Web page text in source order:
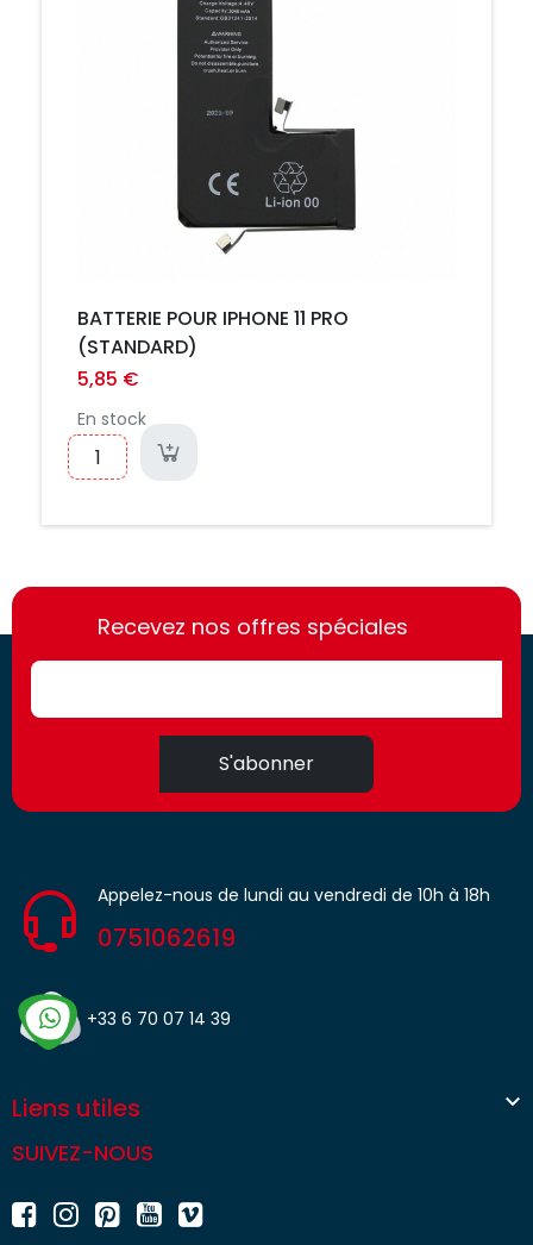
BATTERIE POUR IPHONE 11 PRO
(STANDARD)
5,85 €
En stock
https://france-
access.fr
https://france-
access.fr
Recevez nos offres spéciales
S'abonner
Appelez-nous de lundi au vendredi de 10h à 18h
0751062619
+33 6 70 07 14 39
Liens utiles 
SUIVEZ-NOUS